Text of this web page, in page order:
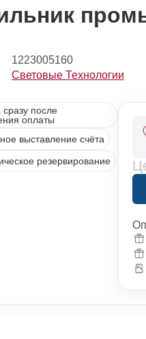
1223005160
Световые Технологии
сразу после
оплаты
выставление счёта
резервирование